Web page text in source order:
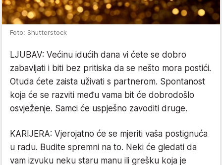
Foto: Shutterstock
LJUBAV: Većinu idućih dana vi ćete se dobro
zabavljati i biti bez pritiska da se nešto mora postići.
Otuda ćete zaista uživati s partnerom. Spontanost
koja će se razviti među vama bit će dobrodošlo
osvježenje. Samci će uspješno zavoditi druge.
KARIJERA: Vjerojatno će se mjeriti vaša postignuća
u radu. Budite spremni na to. Neki će gledati da
vam izvuku neku staru manu ili grešku koja je